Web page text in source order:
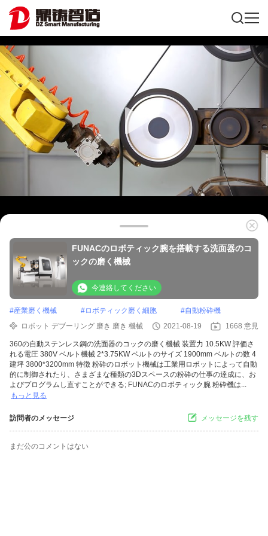
FUNACのロボティック腕を搭載する洗面器のコ
ックの磨く機械
今連絡してください
#産業磨く機械 #ロボティック磨く細胞 #自動粉砕機
ロボット デブーリング 磨き 磨き 機械
2021-08-19 1668 意見
360の自動ステンレス鋼の洗面器のコックの磨く機械 装置力 10.5KW 評価さ
れる電圧 380V ベルト機械 2*3.75KW ベルトのサイズ 1900mm ベルトの数 4
建坪 3800*3200mm 特徴 粉砕のロボット機械は工業用ロボットによって自動
的に制御されたり、さまざまな種類の3Dスペースの粉砕の仕事の達成に、お
よびプログラムし直すことができる; FUNACのロボティック腕 粉砕機は...
もっと見る
訪問者のメッセージ メッセージを残す
まだ公のコメントはない